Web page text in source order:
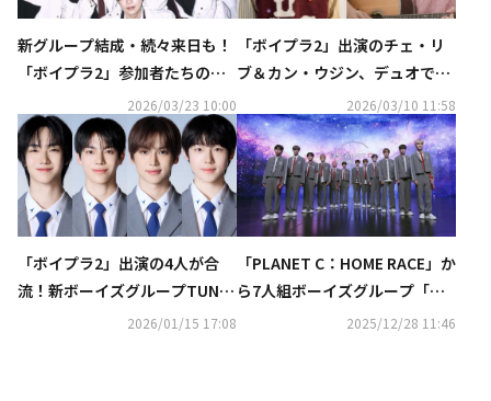
新グループ結成・続々来日も！
「ボイプラ2」参加者たちの近
2026/03/23 10:00
「ボイプラ2」出演のチェ・リ
ブ＆カン・ウジン、デュオでデ
ビュー確定“完成度の高い音楽
で応える”
2026/03/10 11:58
「ボイプラ2」出演の4人が合
流！新ボーイズグループTUNE
XX、3月にISTからデビュー決
2026/01/15 17:08
「PLANET C：HOME RACE」か
ら7人組ボーイズグループ「MO
DYSSEY」が誕生！デビュー曲
2025/12/28 11:46